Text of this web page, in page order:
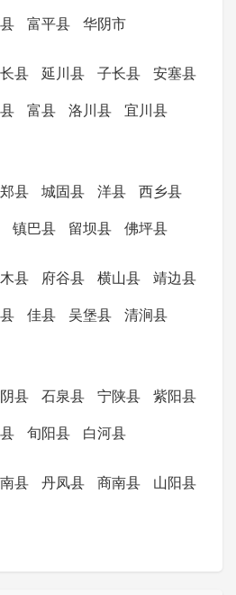
富平县 华阴市
县 延川县 子长县 安塞县
富县 洛川县 宜川县
县 城固县 洋县 西乡县
镇巴县 留坝县 佛坪县
县 府谷县 横山县 靖边县
佳县 吴堡县 清涧县
县 石泉县 宁陕县 紫阳县
旬阳县 白河县
县 丹凤县 商南县 山阳县